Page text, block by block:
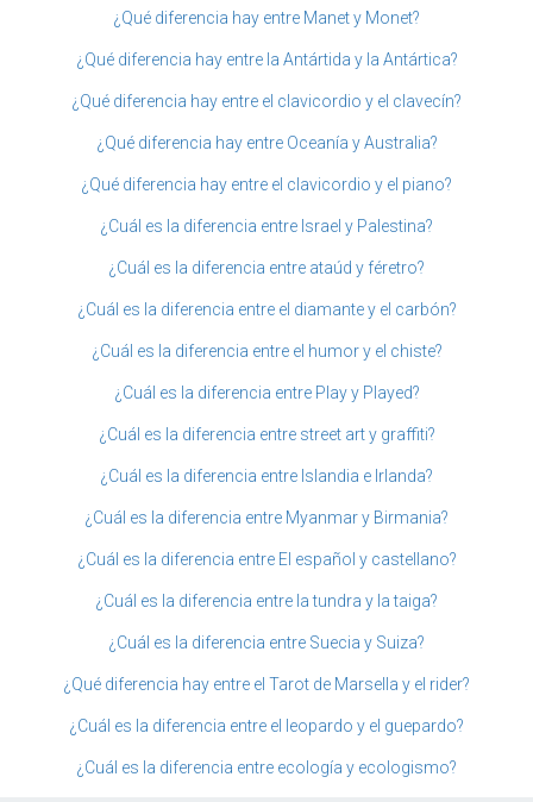
¿Qué diferencia hay entre Manet y Monet?
¿Qué diferencia hay entre la Antártida y la Antártica?
¿Qué diferencia hay entre el clavicordio y el clavecín?
¿Qué diferencia hay entre Oceanía y Australia?
¿Qué diferencia hay entre el clavicordio y el piano?
¿Cuál es la diferencia entre Israel y Palestina?
¿Cuál es la diferencia entre ataúd y féretro?
¿Cuál es la diferencia entre el diamante y el carbón?
¿Cuál es la diferencia entre el humor y el chiste?
¿Cuál es la diferencia entre Play y Played?
¿Cuál es la diferencia entre street art y graffiti?
¿Cuál es la diferencia entre Islandia e Irlanda?
¿Cuál es la diferencia entre Myanmar y Birmania?
¿Cuál es la diferencia entre El español y castellano?
¿Cuál es la diferencia entre la tundra y la taiga?
¿Cuál es la diferencia entre Suecia y Suiza?
¿Qué diferencia hay entre el Tarot de Marsella y el rider?
¿Cuál es la diferencia entre el leopardo y el guepardo?
¿Cuál es la diferencia entre ecología y ecologismo?